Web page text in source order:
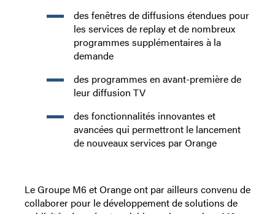
des fenêtres de diffusions étendues pour
les services de replay et de nombreux
programmes supplémentaires à la
demande
des programmes en avant-première de
leur diffusion TV
des fonctionnalités innovantes et
avancées qui permettront le lancement
de nouveaux services par Orange
Le Groupe M6 et Orange ont par ailleurs convenu de
collaborer pour le développement de solutions de